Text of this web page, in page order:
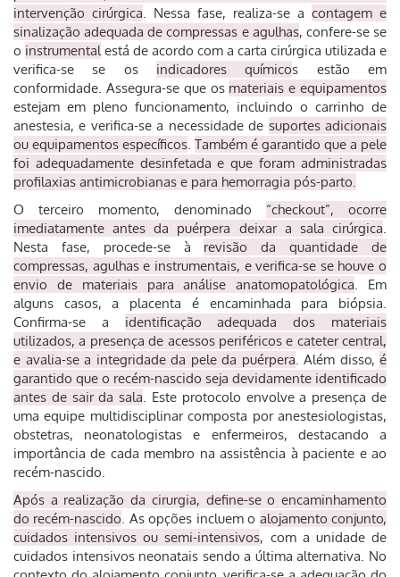
intervenção cirúrgica. Nessa fase, realiza-se a contagem e
sinalização adequada de compressas e agulhas, confere-se se
o instrumentalestá de acordo com a carta cirúrgica utilizada e
verifica-se se os indicadores químicos estão em
conformidade. Assegura-se que os materiais e equipamentos
estejam em pleno funcionamento, incluindo o carrinho de
anestesia, e verifica-se a necessidade de suportes adicionais
ou equipamentos específicos. Também é garantido que a pele
foi adequadamente desinfetada e que foram administradas
profilaxias antimicrobianas e para hemorragia pós-parto.
O terceiro momento, denominado “checkout”, ocorre
imediatamente antes da puérpera deixar a sala cirúrgica.
Nesta fase, procede-se à revisão da quantidade de
compressas, agulhas e instrumentais, e verifica-se se houve o
envio de materiais para análise anatomopatológica. Em
alguns casos, a placenta é encaminhada para biópsia.
Confirma-se a identificação adequada dos materiais
utilizados, a presença de acessos periféricos e cateter central,
e avalia-se a integridade da pele da puérpera. Além disso, é
garantido que o recém-nascido seja devidamente identificado
antes de sair da sala. Este protocolo envolve a presença de
uma equipe multidisciplinar composta por anestesiologistas,
obstetras, neonatologistas e enfermeiros, destacando a
importância de cada membro na assistência à paciente e ao
recém-nascido.
Após a realização da cirurgia, define-se o encaminhamento
do recém-nascido. As opções incluem o alojamento conjunto,
cuidados intensivos ou semi-intensivos, com a unidade de
cuidados intensivos neonatais sendo a última alternativa. No